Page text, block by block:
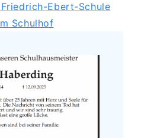
Ebert-Schule
Schulhof